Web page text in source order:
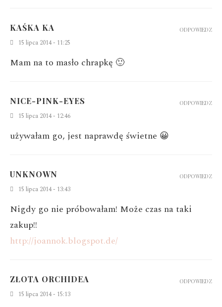
KAŚKA KA
15 lipca 2014 - 11:25
Mam na to masło chrapkę 🙂
ODPOWIEDZ
NICE-PINK-EYES
15 lipca 2014 - 12:46
używałam go, jest naprawdę świetne 😀
ODPOWIEDZ
UNKNOWN
15 lipca 2014 - 13:43
Nigdy go nie próbowałam! Może czas na taki
zakup!!
http://joannok.blogspot.de/
ODPOWIEDZ
ZŁOTA ORCHIDEA
15 lipca 2014 - 15:13
ODPOWIEDZ